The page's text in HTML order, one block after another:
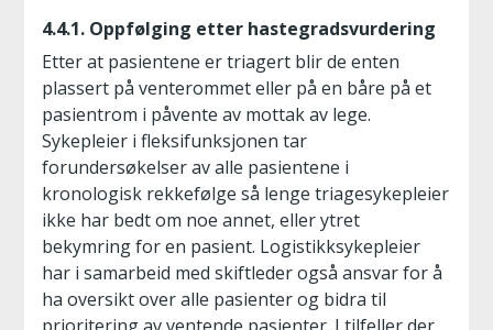
4.4.1. Oppfølging etter hastegradsvurdering
Etter at pasientene er triagert blir de enten
plassert på venterommet eller på en båre på et
pasientrom i påvente av mottak av lege.
Sykepleier i fleksifunksjonen tar
forundersøkelser av alle pasientene i
kronologisk rekkefølge så lenge triagesykepleier
ikke har bedt om noe annet, eller ytret
bekymring for en pasient. Logistikksykepleier
har i samarbeid med skiftleder også ansvar for å
ha oversikt over alle pasienter og bidra til